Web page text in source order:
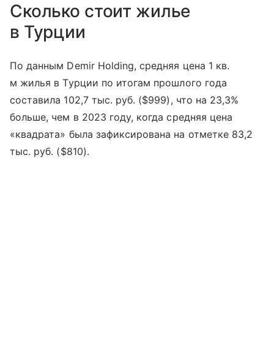
Сколько стоит жилье
в Турции
По данным Demir Holding, средняя цена 1 кв.
м жилья в Турции по итогам прошлого года
составила 102,7 тыс. руб. ($999), что на 23,3%
больше, чем в 2023 году, когда средняя цена
«квадрата» была зафиксирована на отметке 83,2
тыс. руб. ($810).